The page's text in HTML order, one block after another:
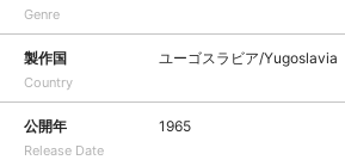
Genre
製作国
Country
ユーゴスラビア/Yugoslavia
公開年
Release Date
1965